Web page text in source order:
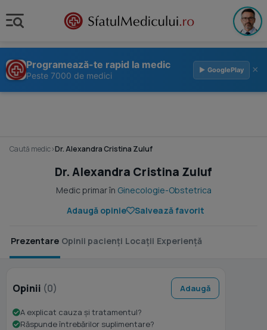
Programează-te rapid la medic
Peste 7000 de medici
▶ GooglePlay ×
Caută medic›Dr. Alexandra Cristina Zuluf
Dr. Alexandra Cristina Zuluf
Medic primar în Ginecologie-Obstetrica
Adaugă opinie
Salvează favorit
Prezentare Opinii pacienți Locații Experiență
Opinii (0) Adaugă
A explicat cauza și tratamentul?
Răspunde întrebărilor suplimentare?